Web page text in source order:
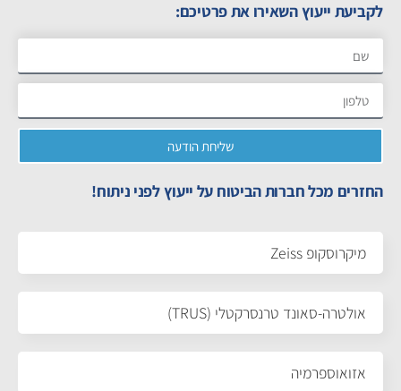
לקביעת ייעוץ השאירו את פרטיכם:
שליחת הודעה
החזרים מכל חברות הביטוח על ייעוץ לפני ניתוח!
מיקרוסקופ Zeiss
אולטרה-סאונד טרנסרקטלי (TRUS)
אזואוספרמיה